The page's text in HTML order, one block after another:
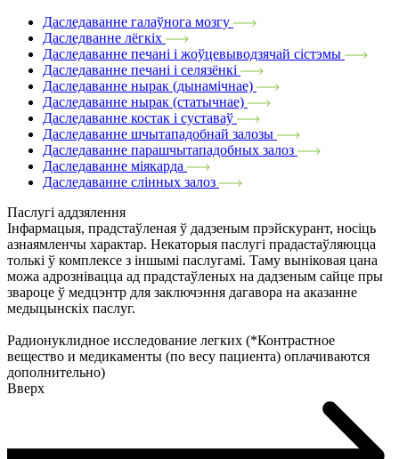
Даследаванне галаўнога мозгу
Даследванне лёгкіх
Даследаванне печані і жоўцевыводзячай сістэмы
Даследаванне печані і селязёнкі
Даследаванне нырак (дынамічнае)
Даследаванне нырак (статычнае)
Даследаванне костак і суставаў
Даследаванне шчытападобнай залозы
Даследаванне парашчытападобных залоз
Даследаванне міякарда
Даследаванне слінных залоз
Паслугі аддзялення
Інфармацыя, прадстаўленая ў дадзеным прэйскурант, носіць
азнаямленчы характар. Некаторыя паслугі прадастаўляюцца
толькі ў комплексе з іншымі паслугамі. Таму выніковая цана
можа адрознівацца ад прадстаўленых на дадзеным сайце пры
звароце ў медцэнтр для заключэння дагавора на аказанне
медыцынскіх паслуг.
Радионуклидное исследование легких (*Контрастное
вещество и медикаменты (по весу пациента) оплачиваются
дополнительно)
Вверх